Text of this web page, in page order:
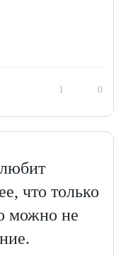
1 0
что только
можно не